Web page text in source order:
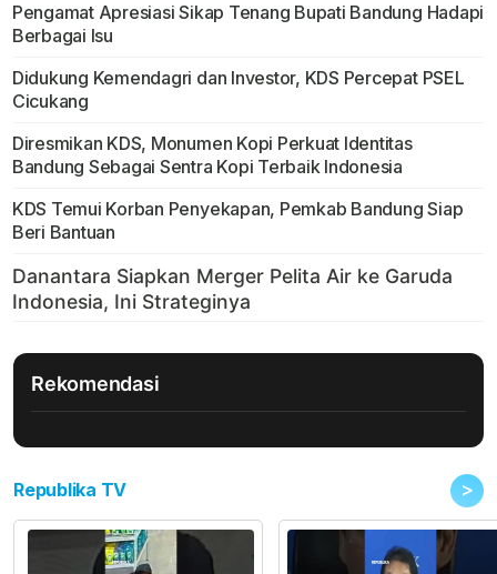
Pengamat Apresiasi Sikap Tenang Bupati Bandung Hadapi
Berbagai Isu
Didukung Kemendagri dan Investor, KDS Percepat PSEL
Cicukang
Diresmikan KDS, Monumen Kopi Perkuat Identitas
Bandung Sebagai Sentra Kopi Terbaik Indonesia
KDS Temui Korban Penyekapan, Pemkab Bandung Siap
Beri Bantuan
Rekomendasi
Republika TV >